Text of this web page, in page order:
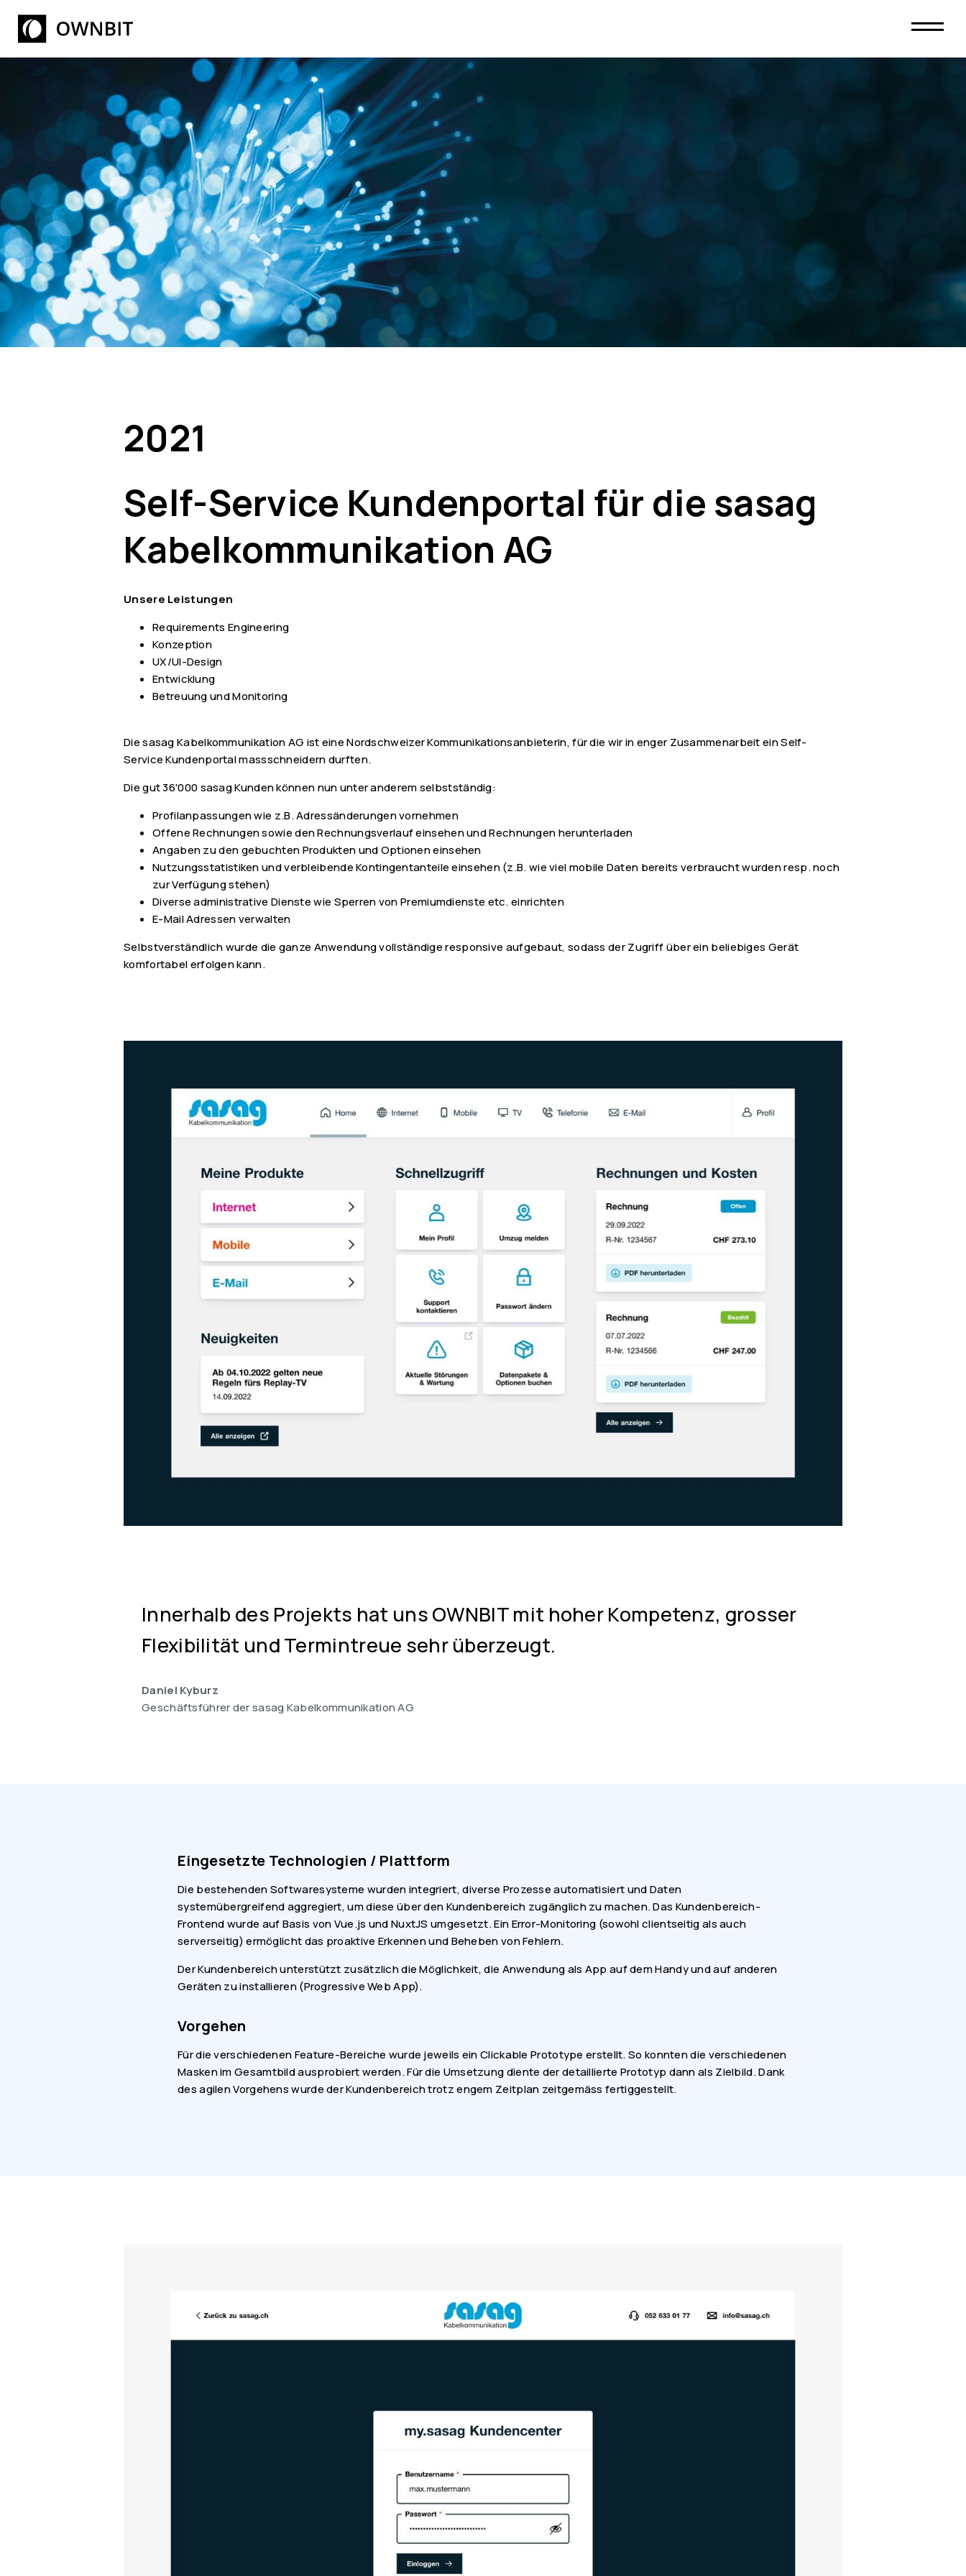
2021
Self-Service Kundenportal für die sasag
Kabelkommunikation AG
Unsere Leistungen
Requirements Engineering
Konzeption
UX/UI-Design
Entwicklung
Betreuung und Monitoring
Die sasag Kabelkommunikation AG ist eine Nordschweizer Kommunikationsanbieterin, für die wir in enger Zusammenarbeit ein Self-
Service Kundenportal massschneidern durften.
Die gut 36'000 sasag Kunden können nun unter anderem selbstständig:
Profilanpassungen wie z.B. Adressänderungen vornehmen
Offene Rechnungen sowie den Rechnungsverlauf einsehen und Rechnungen herunterladen
Angaben zu den gebuchten Produkten und Optionen einsehen
Nutzungsstatistiken und verbleibende Kontingentanteile einsehen (z.B. wie viel mobile Daten bereits verbraucht wurden resp. noch
zur Verfügung stehen)
Diverse administrative Dienste wie Sperren von Premiumdienste etc. einrichten
E-Mail Adressen verwalten
Selbstverständlich wurde die ganze Anwendung vollständige responsive aufgebaut, sodass der Zugriff über ein beliebiges Gerät
komfortabel erfolgen kann.
Innerhalb des Projekts hat uns OWNBIT mit hoher Kompetenz, grosser
Flexibilität und Termintreue sehr überzeugt.
Daniel Kyburz
Geschäftsführer der sasag Kabelkommunikation AG
Eingesetzte Technologien / Plattform
Die bestehenden Softwaresysteme wurden integriert, diverse Prozesse automatisiert und Daten
systemübergreifend aggregiert, um diese über den Kundenbereich zugänglich zu machen. Das Kundenbereich-
Frontend wurde auf Basis von Vue.js und NuxtJS umgesetzt. Ein Error-Monitoring (sowohl clientseitig als auch
serverseitig) ermöglicht das proaktive Erkennen und Beheben von Fehlern.
Der Kundenbereich unterstützt zusätzlich die Möglichkeit, die Anwendung als App auf dem Handy und auf anderen
Geräten zu installieren (Progressive Web App).
Vorgehen
Für die verschiedenen Feature-Bereiche wurde jeweils ein Clickable Prototype erstellt. So konnten die verschiedenen
Masken im Gesamtbild ausprobiert werden. Für die Umsetzung diente der detaillierte Prototyp dann als Zielbild. Dank
des agilen Vorgehens wurde der Kundenbereich trotz engem Zeitplan zeitgemäss fertiggestellt.